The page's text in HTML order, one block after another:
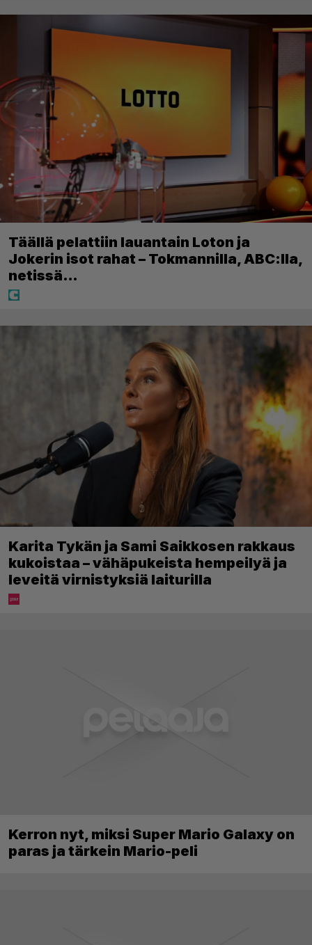
Täällä pelattiin lauantain Loton ja
Jokerin isot rahat – Tokmannilla, ABC:lla,
netissä…
Karita Tykän ja Sami Saikkosen rakkaus
kukoistaa – vähäpukeista hempeilyä ja
leveitä virnistyksiä laiturilla
Kerron nyt, miksi Super Mario Galaxy on
paras ja tärkein Mario-peli